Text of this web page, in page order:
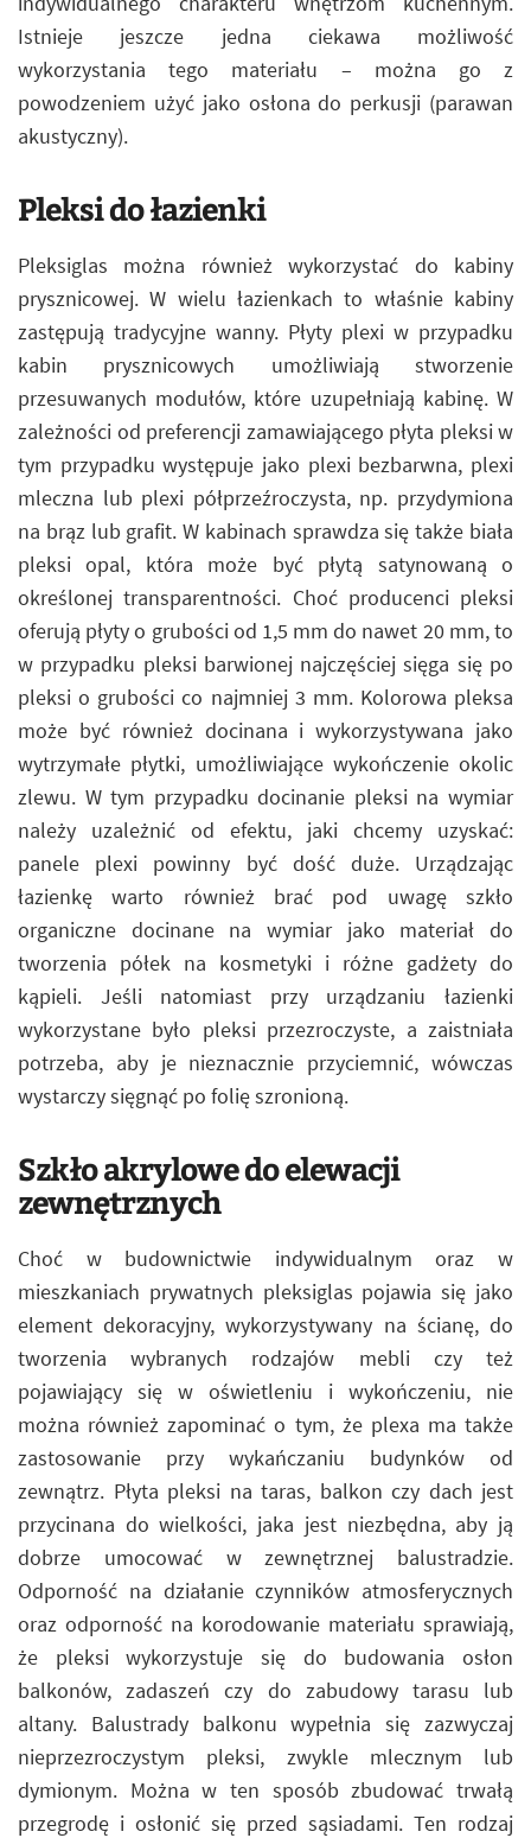
Istnieje jeszcze jedna ciekawa możliwość
wykorzystania tego materiału – można go z
powodzeniem użyć jako osłona do perkusji (parawan
akustyczny).
Pleksi do łazienki
Pleksiglas można również wykorzystać do kabiny
prysznicowej. W wielu łazienkach to właśnie kabiny
zastępują tradycyjne wanny. Płyty plexi w przypadku
kabin prysznicowych umożliwiają stworzenie
przesuwanych modułów, które uzupełniają kabinę. W
zależności od preferencji zamawiającego płyta pleksi w
tym przypadku występuje jako plexi bezbarwna, plexi
mleczna lub plexi półprzeźroczysta, np. przydymiona
na brąz lub grafit. W kabinach sprawdza się także biała
pleksi opal, która może być płytą satynowaną o
określonej transparentności. Choć producenci pleksi
oferują płyty o grubości od 1,5 mm do nawet 20 mm, to
w przypadku pleksi barwionej najczęściej sięga się po
pleksi o grubości co najmniej 3 mm. Kolorowa pleksa
może być również docinana i wykorzystywana jako
wytrzymałe płytki, umożliwiające wykończenie okolic
zlewu. W tym przypadku docinanie pleksi na wymiar
należy uzależnić od efektu, jaki chcemy uzyskać:
panele plexi powinny być dość duże. Urządzając
łazienkę warto również brać pod uwagę szkło
organiczne docinane na wymiar jako materiał do
tworzenia półek na kosmetyki i różne gadżety do
kąpieli. Jeśli natomiast przy urządzaniu łazienki
wykorzystane było pleksi przezroczyste, a zaistniała
potrzeba, aby je nieznacznie przyciemnić, wówczas
wystarczy sięgnąć po folię szronioną.
Szkło akrylowe do elewacji
zewnętrznych
Choć w budownictwie indywidualnym oraz w
mieszkaniach prywatnych pleksiglas pojawia się jako
element dekoracyjny, wykorzystywany na ścianę, do
tworzenia wybranych rodzajów mebli czy też
pojawiający się w oświetleniu i wykończeniu, nie
można również zapominać o tym, że plexa ma także
zastosowanie przy wykańczaniu budynków od
zewnątrz. Płyta pleksi na taras, balkon czy dach jest
przycinana do wielkości, jaka jest niezbędna, aby ją
dobrze umocować w zewnętrznej balustradzie.
Odporność na działanie czynników atmosferycznych
oraz odporność na korodowanie materiału sprawiają,
że pleksi wykorzystuje się do budowania osłon
balkonów, zadaszeń czy do zabudowy tarasu lub
altany. Balustrady balkonu wypełnia się zazwyczaj
nieprzezroczystym pleksi, zwykle mlecznym lub
dymionym. Można w ten sposób zbudować trwałą
przegrodę i osłonić się przed sąsiadami. Ten rodzaj